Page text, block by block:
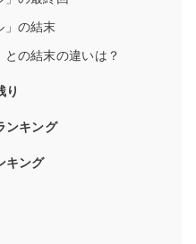
」の結末
の結末の違いは？
り
ンキング
キング